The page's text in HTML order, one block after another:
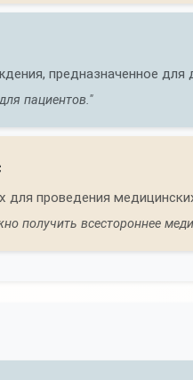
предназначенное для
пациентов."
проведения
получить всестороннее